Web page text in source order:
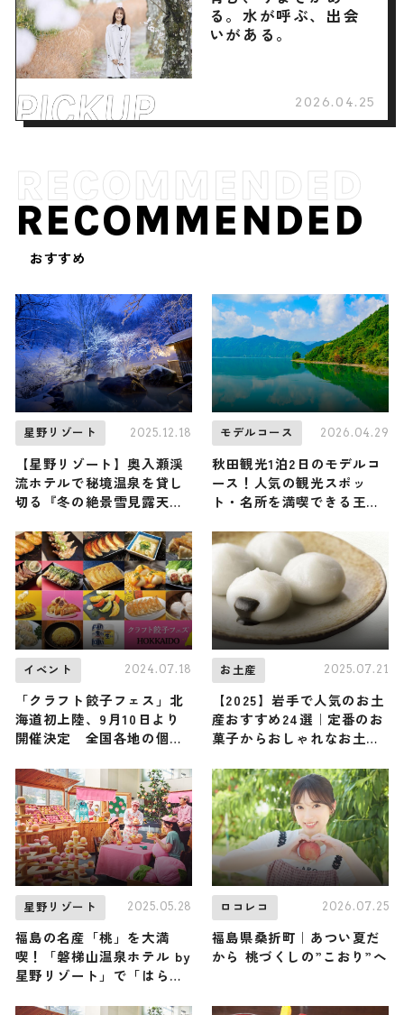
る。水が呼ぶ、出会
いがある。
2026.04.25
RECOMMENDED
おすすめ
星野リゾート 2025.12.18
【星野リゾート】奥入瀬渓
流ホテルで秘境温泉を貸し
切る『冬の絶景雪見露天』
ら圧巻の雪景色を堪能しよ
う / 青森県十和田市
モデルコース 2026.04.29
秋田観光1泊2日のモデルコ
ース！人気の観光スポッ
ト・名所を満喫できる王道
イベント 2024.07.18
「クラフト餃子フェス」北
海道初上陸、9月10日より
開催決定 全国各地の個性
お土産 2025.07.21
【2025】岩手で人気のお土
産おすすめ24選｜定番のお
菓子からおしゃれなお土
星野リゾート 2025.05.28
福島の名産「桃」を大満
喫！「磐梯山温泉ホテル by
星野リゾート」で「はらく
ロコレコ 2026.07.25
福島県桑折町｜あつい夏だ
から 桃づくしの”こおり”へ